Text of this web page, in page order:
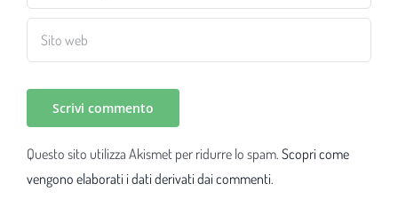
Questo sito utilizza Akismet per ridurre lo spam. Scopri come
vengono elaborati i dati derivati dai commenti.